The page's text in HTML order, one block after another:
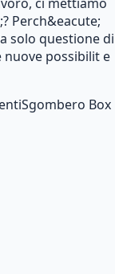
Perch&eacute;
solo questione di
nuove possibilit e
Sgombero Box